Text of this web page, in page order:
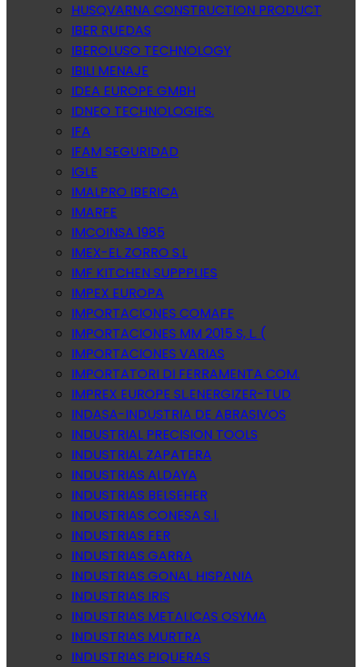
HUSQVARNA CONSTRUCTION PRODUCT
IBER RUEDAS
IBEROLUSO TECHNOLOGY
IBILI MENAJE
IDEA EUROPE GMBH
IDNEO TECHNOLOGIES.
IFA
IFAM SEGURIDAD
IGLE
IMALPRO IBERICA
IMARFE
IMCOINSA 1985
IMEX-EL ZORRO S.L
IMF KITCHEN SUPPPLIES
IMPEX EUROPA
IMPORTACIONES COMAFE
IMPORTACIONES MM 2015 S, L. (
IMPORTACIONES VARIAS
IMPORTATORI DI FERRAMENTA COM.
IMPREX EUROPE SL.ENERGIZER-TUD
INDASA-INDUSTRIA DE ABRASIVOS
INDUSTRIAL PRECISION TOOLS
INDUSTRIAL ZAPATERA
INDUSTRIAS ALDAYA
INDUSTRIAS BELSEHER
INDUSTRIAS CONESA S.l.
INDUSTRIAS FER
INDUSTRIAS GARRA
INDUSTRIAS GONAL HISPANIA
INDUSTRIAS IRIS
INDUSTRIAS METALICAS OSYMA
INDUSTRIAS MURTRA
INDUSTRIAS PIQUERAS